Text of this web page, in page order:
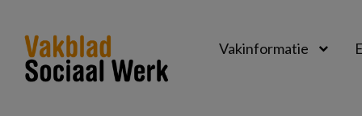
Vakinformatie